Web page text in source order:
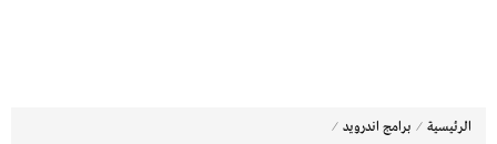
الرئيسية ⁄ برامج اندرويد ⁄